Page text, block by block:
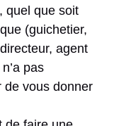
quel que soit
(guichetier,
agent
pas
de vous donner